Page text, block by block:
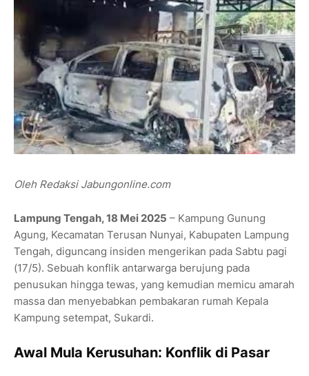
Oleh Redaksi Jabungonline.com
Lampung Tengah, 18 Mei 2025 – Kampung Gunung
Agung, Kecamatan Terusan Nunyai, Kabupaten Lampung
Tengah, diguncang insiden mengerikan pada Sabtu pagi
(17/5). Sebuah konflik antarwarga berujung pada
penusukan hingga tewas, yang kemudian memicu amarah
massa dan menyebabkan pembakaran rumah Kepala
Kampung setempat, Sukardi.
Awal Mula Kerusuhan: Konflik di Pasar